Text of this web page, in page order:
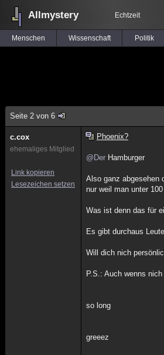
Allmystery Echtzeit
Menschen Wissenschaft Politik
Seite 2 von 6
c.cox
ehemaliges Mitglied
Link kopieren
Lesezeichen setzen
Phoenix?
@Der Hamburger
Also ganz abgesehen
nur weil man unter
Was ist denn das für
Es gibt durchaus
Will dich nich
P.S.: Auch wenns
so long
greeez